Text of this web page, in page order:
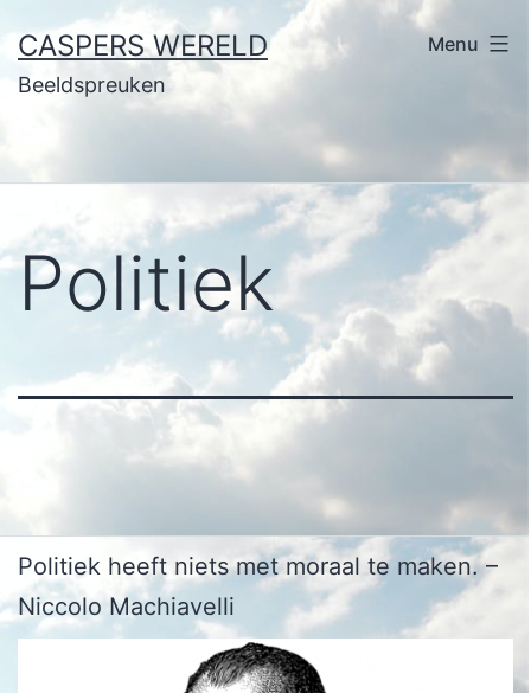
naar
de
CASPERS WERELD
Beeldspreuken
Menu
Politiek
Politiek heeft niets met moraal te maken. –
Niccolo Machiavelli